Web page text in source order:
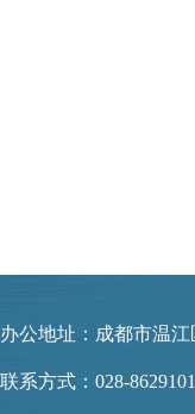
办公地址：成都市温
联系方式：028-